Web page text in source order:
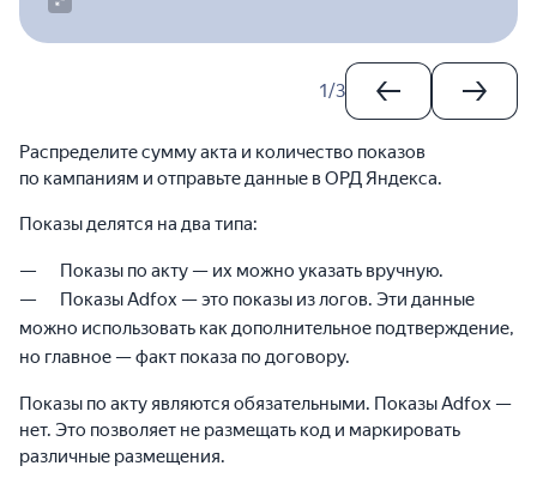
1/3
Распределите сумму акта и количество показов
по кампаниям и отправьте данные в ОРД Яндекса.
Показы делятся на два типа:
Показы по акту — их можно указать вручную.
Показы Adfox — это показы из логов. Эти данные
можно использовать как дополнительное подтверждение,
но главное — факт показа по договору.
Показы по акту являются обязательными. Показы Adfox —
нет. Это позволяет не размещать код и маркировать
различные размещения.